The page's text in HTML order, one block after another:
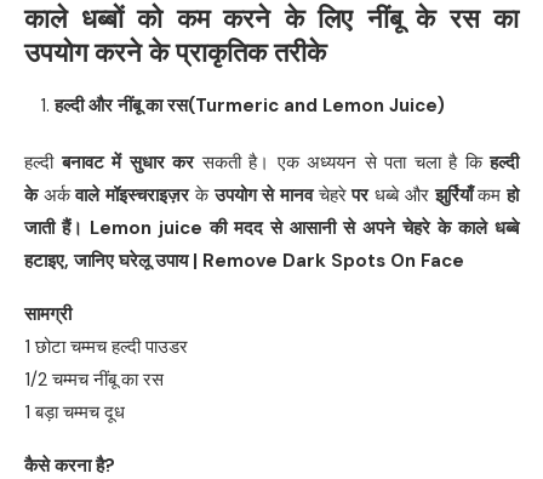
काले धब्बों को कम करने के लिए नींबू के रस का
उपयोग करने के प्राकृतिक तरीके
हल्दी और नींबू का रस(Turmeric and Lemon Juice)
हल्दीबनावट में सुधार करसकती है। एक अध्ययन से पता चला है किहल्दी
केअर्कवाले मॉइस्चराइज़रकेउपयोग से मानवचेहरेपरधब्बे औरझुर्रियाँकमहो
जाती हैं। Lemon juiceकी मदद से आसानी से अपने चेहरे के काले धब्बे
हटाइए,जानिए घरेलू उपाय| Remove Dark Spots On Face
सामग्री
1 छोटा चम्मच हल्दी पाउडर
1/2 चम्मच नींबू का रस
1 बड़ा चम्मच दूध
कैसे करना है?